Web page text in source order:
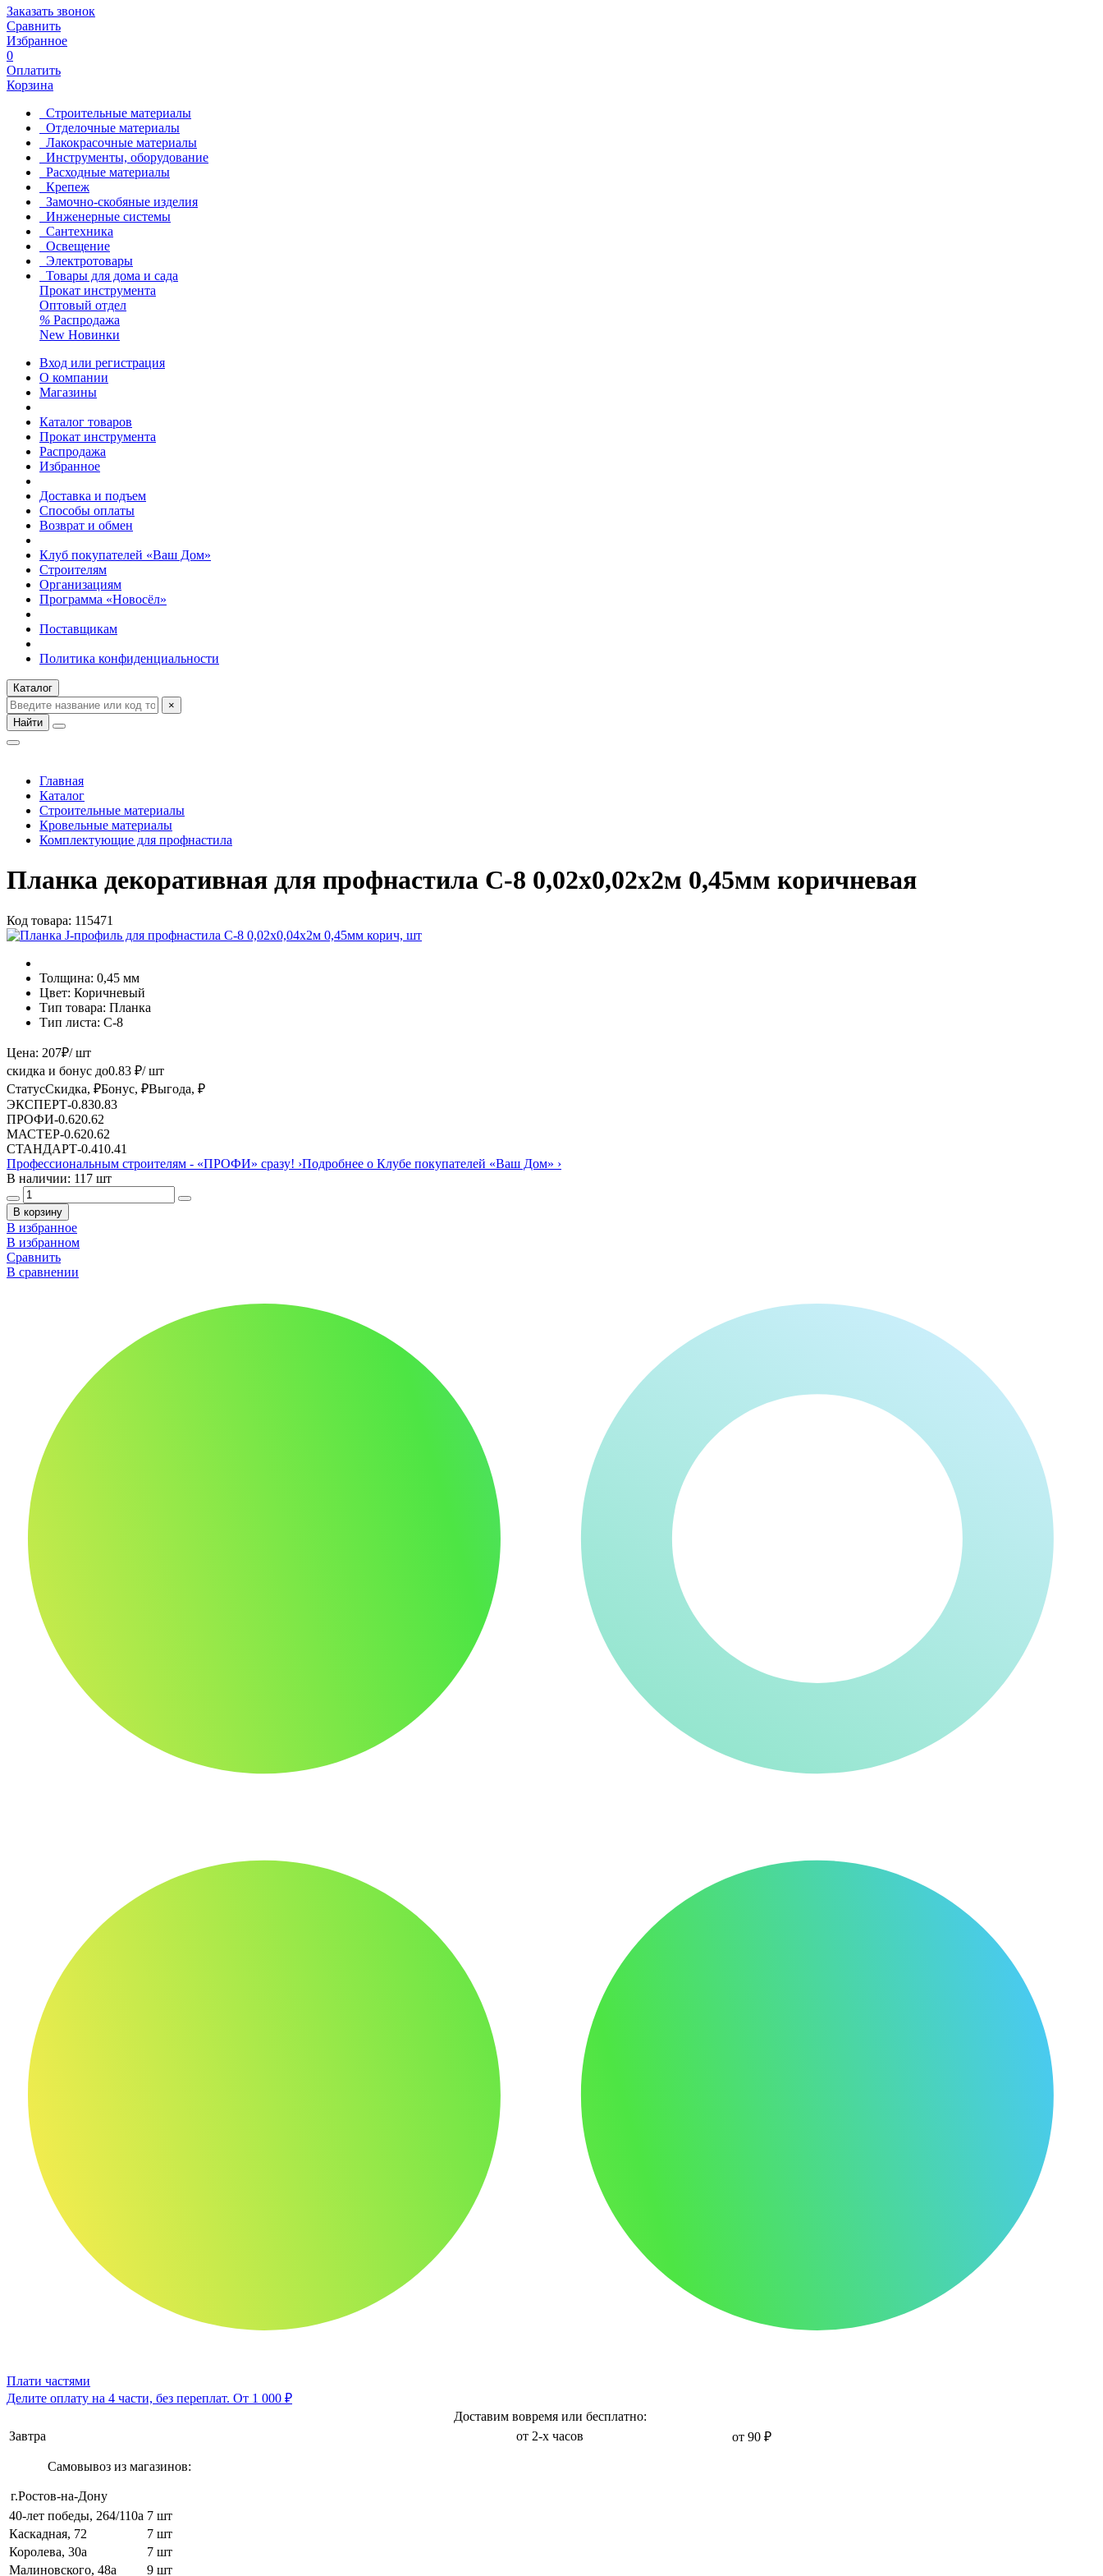
Заказать звонок
Сравнить
Избранное
0
Оплатить
Корзина
Строительные материалы
Отделочные материалы
Лакокрасочные материалы
Инструменты, оборудование
Расходные материалы
Крепеж
Замочно-скобяные изделия
Инженерные системы
Сантехника
Освещение
Электротовары
Товары для дома и сада
Прокат инструмента
Оптовый отдел
% Распродажа
New Новинки
Вход или регистрация
О компании
Магазины
Каталог товаров
Прокат инструмента
Распродажа
Избранное
Доставка и подъем
Способы оплаты
Возврат и обмен
Клуб покупателей «Ваш Дом»
Строителям
Организациям
Программа «Новосёл»
Поставщикам
Политика конфиденциальности
Каталог
×
Найти
Главная
Каталог
Строительные материалы
Кровельные материалы
Комплектующие для профнастила
Планка декоративная для профнастила С-8 0,02х0,02х2м 0,45мм коричневая
Код товара: 115471
Толщина: 0,45 мм
Цвет: Коричневый
Тип товара: Планка
Тип листа: С-8
Цена: 207₽/ шт
скидка и бонус до0.83 ₽/ шт
СтатусСкидка, ₽Бонус, ₽Выгода, ₽
ЭКСПЕРТ-0.830.83
ПРОФИ-0.620.62
МАСТЕР-0.620.62
СТАНДАРТ-0.410.41
Профессиональным строителям - «ПРОФИ» сразу! ›Подробнее о Клубе покупателей «Ваш Дом» ›
В наличии: 117 шт
В корзину
В избранное
В избранном
Сравнить
В сравнении
Плати частями
Делите оплату на 4 части, без переплат. От 1 000 ₽
Доставим вовремя или бесплатно:
Завтра
от 2-х часов от 90 ₽
Самовывоз из магазинов:
г.Ростов-на-Дону
40-лет победы, 264/110а 7 шт
Каскадная, 72
7 шт
Королева, 30а
7 шт
Малиновского, 48а
9 шт